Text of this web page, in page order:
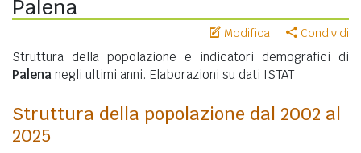
Palena
Modifica Condividi
Struttura della popolazione e indicatori demografici di
Palena negli ultimi anni. Elaborazioni su dati ISTAT
Struttura della popolazione dal 2002 al
2025